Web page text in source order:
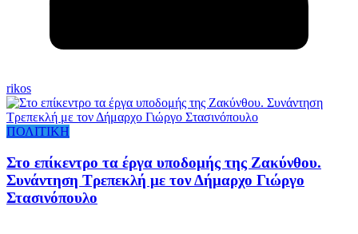
rikos
ΠΟΛΙΤΙΚΗ
Στο επίκεντρο τα έργα υποδομής της Ζακύνθου.
Συνάντηση Τρεπεκλή με τον Δήμαρχο Γιώργο
Στασινόπουλο